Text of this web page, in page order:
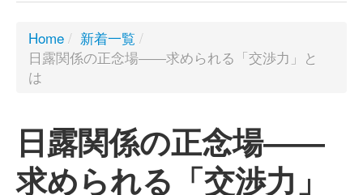
お問い合わせ
Home / 新着一覧 /
日露関係の正念場――求められる「交渉力」と
は
日露関係の正念場――
求められる「交渉力」